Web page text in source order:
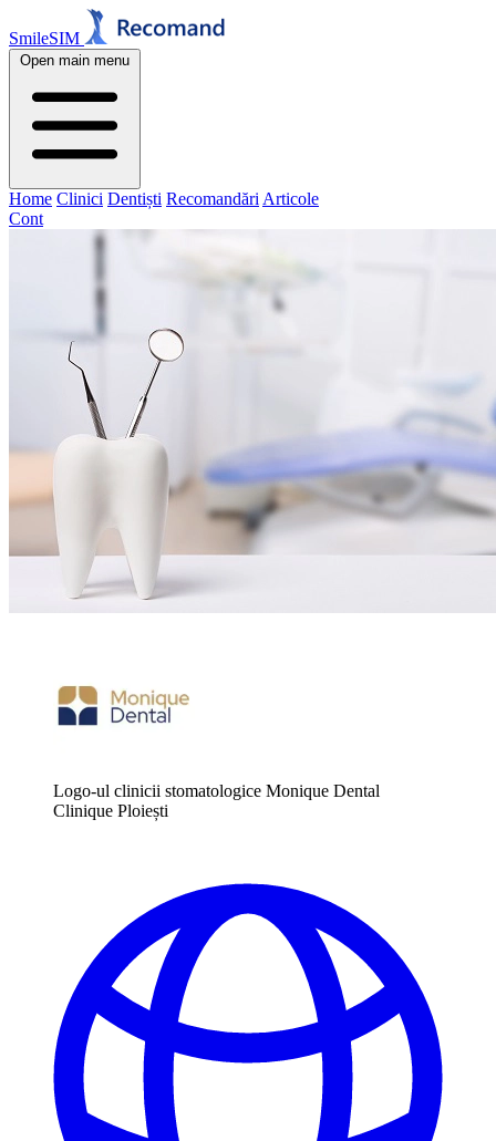
SmileSIM
Open main menu
Home Clinici Dentiști Recomandări Articole
Cont
Logo-ul clinicii stomatologice Monique Dental
Clinique Ploiești